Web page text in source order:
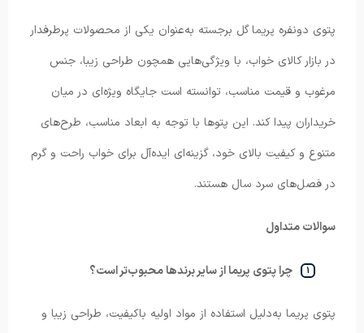
پتوی دونفره پریما گل برجسته به‌عنوان یکی از محصولات پرطرفدار
در بازار کالای خواب، با ویژگی‌هایی همچون طراحی زیبا، جنس
مرغوب و قیمت مناسب، توانسته است جایگاه ویژه‌ای در میان
خریداران پیدا کند. این پتوها با توجه به ابعاد مناسب، طرح‌های
متنوع و کیفیت بالای خود، گزینه‌ای ایده‌آل برای خواب راحت و گرم
در فصل‌های سرد سال هستند.
سوالات متداول
چرا پتوی پریما از سایر برندها محبوب‌تر است؟
پتوی پریما به‌دلیل استفاده از مواد اولیه باکیفیت، طراحی زیبا و